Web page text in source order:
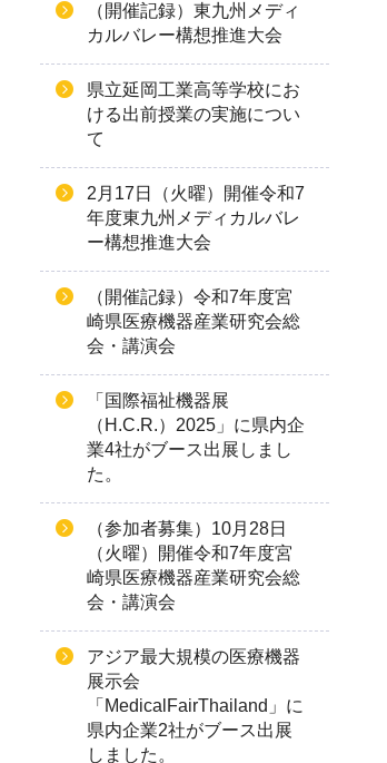
（開催記録）東九州メディ
カルバレー構想推進大会
県立延岡工業高等学校にお
ける出前授業の実施につい
て
2月17日（火曜）開催令和7
年度東九州メディカルバレ
ー構想推進大会
（開催記録）令和7年度宮
崎県医療機器産業研究会総
会・講演会
「国際福祉機器展
（H.C.R.）2025」に県内企
業4社がブース出展しまし
た。
（参加者募集）10月28日
（火曜）開催令和7年度宮
崎県医療機器産業研究会総
会・講演会
アジア最大規模の医療機器
展示会
「MedicalFairThailand」に
県内企業2社がブース出展
しました。